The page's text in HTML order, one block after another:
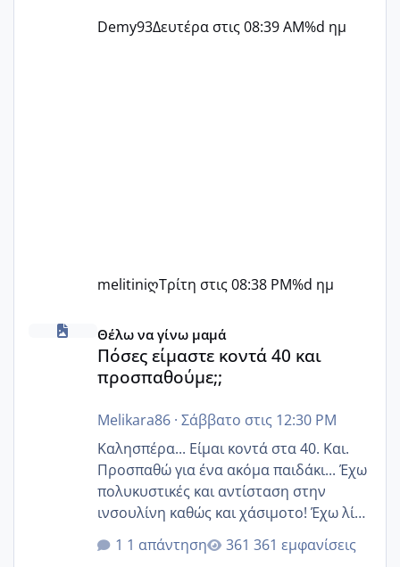
Demy93Δευτέρα στις 08:39 AM%d ημ
melitiniღΤρίτη στις 08:38 PM%d ημ
Πόσες είμαστε κοντά 40 και προσπαθούμε;;
Θέλω να γίνω μαμά
Πόσες είμαστε κοντά 40 και
προσπαθούμε;;
Melikara86· Σάββατο στις 12:30 PM
Καλησπέρα... Είμαι κοντά στα 40. Και.
Προσπαθώ για ένα ακόμα παιδάκι... Έχω
πολυκυστικές και αντίσταση στην
ινσουλίνη καθώς και χάσιμοτο! Έχω λίγα
κιλά παραπάνω και όσο κ αν προσπαθώ
δεν χάνω εύκολα! Προσπαθώ για ακόμη
1 απάντηση 361 εμφανίσεις